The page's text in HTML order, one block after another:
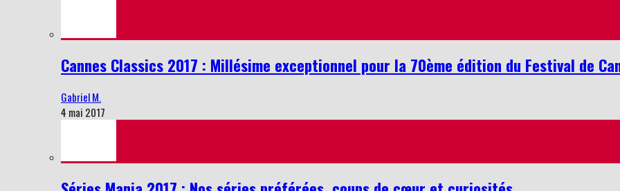
Cannes Classics 2017 : Millésime exceptionnel pour la 70ème édition du Festival de
Gabriel M.
4 mai 2017